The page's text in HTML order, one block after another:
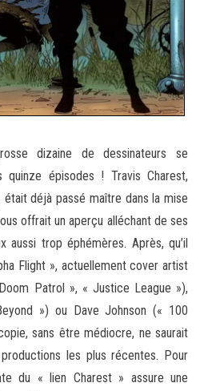
dizaine de dessinateurs se
épisodes ! Travis Charest,
déjà passé maître dans la mise
offrait un aperçu alléchant de ses
aussi trop éphémères. Après, qu’il
Flight », actuellement cover artist
Patrol », « Justice League »),
») ou Dave Johnson (« 100
sans être médiocre, ne saurait
les plus récentes. Pour
du « lien Charest » assure une